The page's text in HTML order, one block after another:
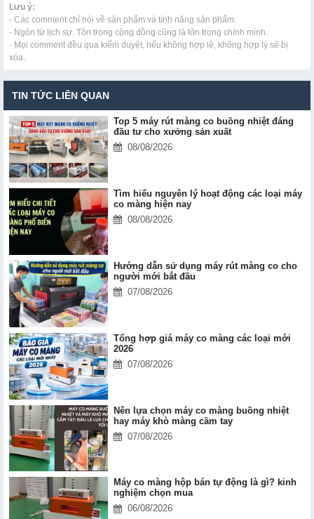
Lưu ý:
- Các comment chỉ nói về sản phẩm và tính năng sản phẩm.
- Ngôn từ lịch sự. Tôn trọng cộng đồng cũng là tôn trọng chính mình.
- Mọi comment đều qua kiểm duyệt, nếu không hợp lệ, không hợp lý sẽ bị
xóa.
TIN TỨC LIÊN QUAN
Top 5 máy rút màng co buồng nhiệt đáng
đầu tư cho xưởng sản xuất
08/08/2026
Tìm hiểu nguyên lý hoạt động các loại máy
co màng hiện nay
08/08/2026
Hướng dẫn sử dụng máy rút màng co cho
người mới bắt đầu
07/08/2026
Tổng hợp giá máy co màng các loại mới
2026
07/08/2026
Nên lựa chọn máy co màng buồng nhiệt
hay máy khò màng cầm tay
07/08/2026
Máy co màng hộp bán tự động là gì? kinh
nghiệm chọn mua
06/08/2026